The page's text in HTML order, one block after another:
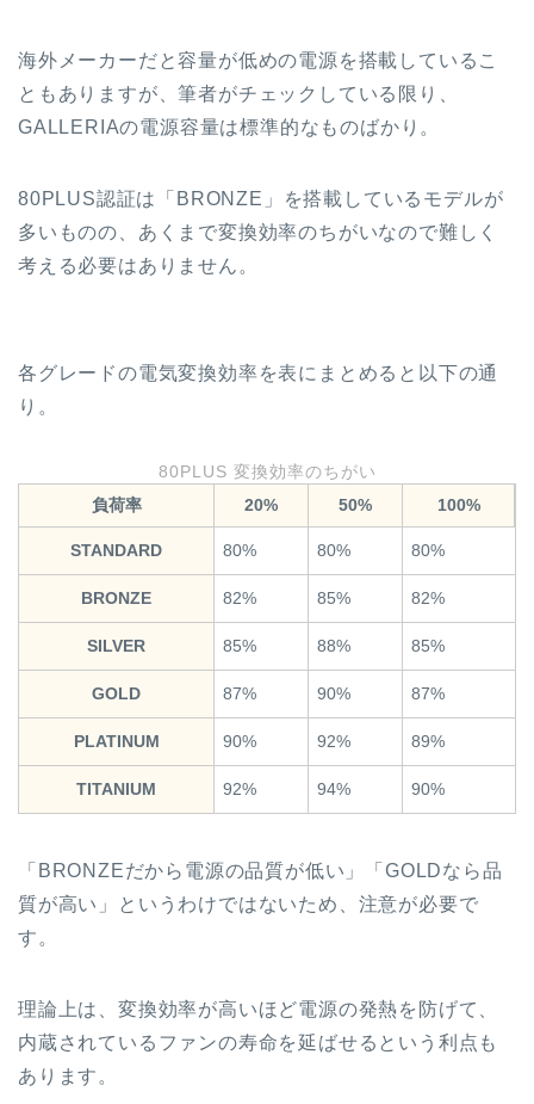
海外メーカーだと容量が低めの電源を搭載しているこ
ともありますが、筆者がチェックしている限り、
GALLERIAの電源容量は標準的なものばかり。
80PLUS認証は「BRONZE」を搭載しているモデルが
多いものの、あくまで変換効率のちがいなので難しく
考える必要はありません。
各グレードの電気変換効率を表にまとめると以下の通
り。
80PLUS 変換効率のちがい
負荷率 20% 50% 100%
STANDARD 80% 80% 80%
BRONZE 82% 85% 82%
SILVER 85% 88% 85%
GOLD 87% 90% 87%
PLATINUM 90% 92% 89%
TITANIUM 92% 94% 90%
「BRONZEだから電源の品質が低い」「GOLDなら品
質が高い」というわけではないため、注意が必要で
す。
理論上は、変換効率が高いほど電源の発熱を防げて、
内蔵されているファンの寿命を延ばせるという利点も
あります。